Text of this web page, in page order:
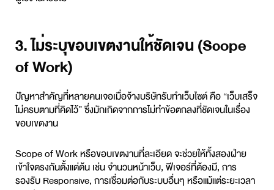
3. ไม่ระบุขอบเขตงานให้ชัดเจน (Scope
of Work)
ปัญหาสำคัญที่หลายคนเจอเมื่อจ้างบริษัทรับทำเว็บไซต์คือ “เว็บเสร็จ
ไม่ครบตามที่คิดไว้” ซึ่งมักเกิดจากการไม่ทำข้อตกลงที่ชัดเจนในเรื่อง
ขอบเขตงาน
Scope of Work หรือขอบเขตงานที่ละเอียด จะช่วยให้ทั้งสองฝ่าย
เข้าใจตรงกันตั้งแต่ต้น เช่น จำนวนหน้าเว็บ, ฟีเจอร์ที่ต้องมี, การ
รองรับ Responsive, การเชื่อมต่อกับระบบอื่นๆ หรือแม้แต่ระยะเวลา